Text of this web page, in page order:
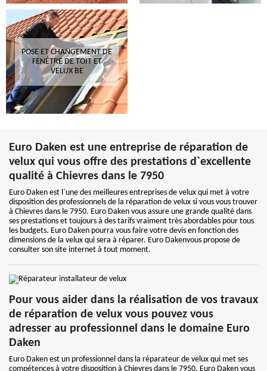
POSE ET CHANGEMENT DE
FENÊTRE DE TOIT ET
VELUX BE
Euro Daken est une entreprise de réparation de
velux qui vous offre des prestations d`excellente
qualité à Chievres dans le 7950
Euro Daken est l`une des meilleures entreprises de velux qui met à votre
disposition des professionnels de la réparation de velux si vous vous trouver
à Chievres dans le 7950. Euro Daken vous assure une grande qualité dans
ses prestations et toujours à des tarifs vraiment très abordables pour tous
les budgets. Euro Daken pourra vous faire votre devis en fonction des
dimensions de la velux qui sera à réparer. Euro Dakenvous propose de
consulter son site internet à tout moment.
Pour vous aider dans la réalisation de vos travaux
de réparation de velux vous pouvez vous
adresser au professionnel dans le domaine Euro
Daken
Euro Daken est un professionnel dans la réparateur de velux qui met ses
compétences à votre disposition à Chievres dans le 7950. Euro Daken vous